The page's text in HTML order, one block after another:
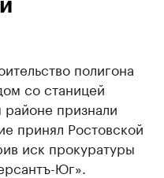
полигона
со станицей
районе признали
принял Ростовской
иск прокуратуры
Юг».